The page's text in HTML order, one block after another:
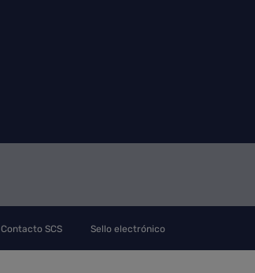
Contacto SCS Sello electrónico